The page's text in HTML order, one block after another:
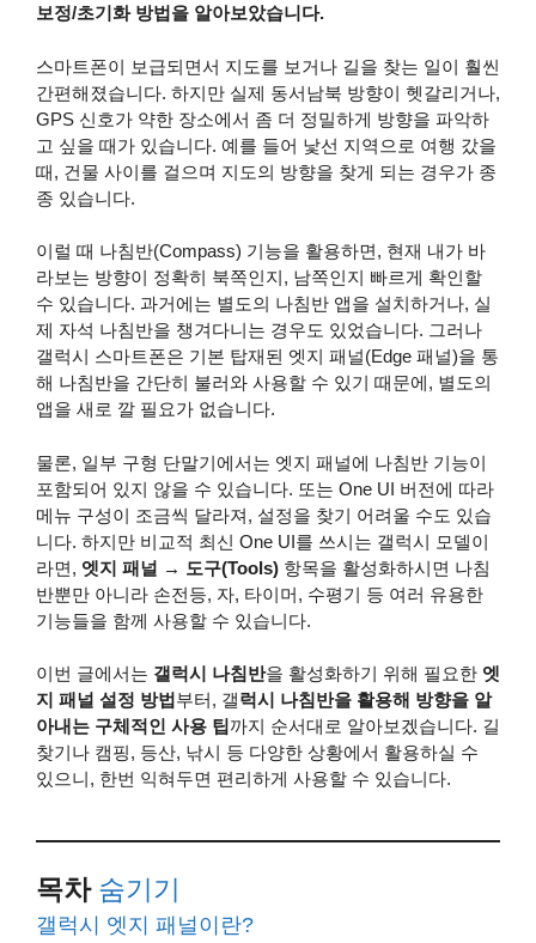
보정/초기화 방법을 알아보았습니다.
스마트폰이 보급되면서 지도를 보거나 길을 찾는 일이 훨씬
간편해졌습니다. 하지만 실제 동서남북 방향이 헷갈리거나,
GPS 신호가 약한 장소에서 좀 더 정밀하게 방향을 파악하
고 싶을 때가 있습니다. 예를 들어 낯선 지역으로 여행 갔을
때, 건물 사이를 걸으며 지도의 방향을 찾게 되는 경우가 종
종 있습니다.
이럴 때 나침반(Compass) 기능을 활용하면, 현재 내가 바
라보는 방향이 정확히 북쪽인지, 남쪽인지 빠르게 확인할
수 있습니다. 과거에는 별도의 나침반 앱을 설치하거나, 실
제 자석 나침반을 챙겨다니는 경우도 있었습니다. 그러나
갤럭시 스마트폰은 기본 탑재된 엣지 패널(Edge 패널)을 통
해 나침반을 간단히 불러와 사용할 수 있기 때문에, 별도의
앱을 새로 깔 필요가 없습니다.
물론, 일부 구형 단말기에서는 엣지 패널에 나침반 기능이
포함되어 있지 않을 수 있습니다. 또는 One UI 버전에 따라
메뉴 구성이 조금씩 달라져, 설정을 찾기 어려울 수도 있습
니다. 하지만 비교적 최신 One UI를 쓰시는 갤럭시 모델이
라면, 엣지 패널 → 도구(Tools) 항목을 활성화하시면 나침
반뿐만 아니라 손전등, 자, 타이머, 수평기 등 여러 유용한
기능들을 함께 사용할 수 있습니다.
이번 글에서는 갤럭시 나침반을 활성화하기 위해 필요한 엣
지 패널 설정 방법부터, 갤럭시 나침반을 활용해 방향을 알
아내는 구체적인 사용 팁까지 순서대로 알아보겠습니다. 길
찾기나 캠핑, 등산, 낚시 등 다양한 상황에서 활용하실 수
있으니, 한번 익혀두면 편리하게 사용할 수 있습니다.
목차 숨기기
갤럭시 엣지 패널이란?